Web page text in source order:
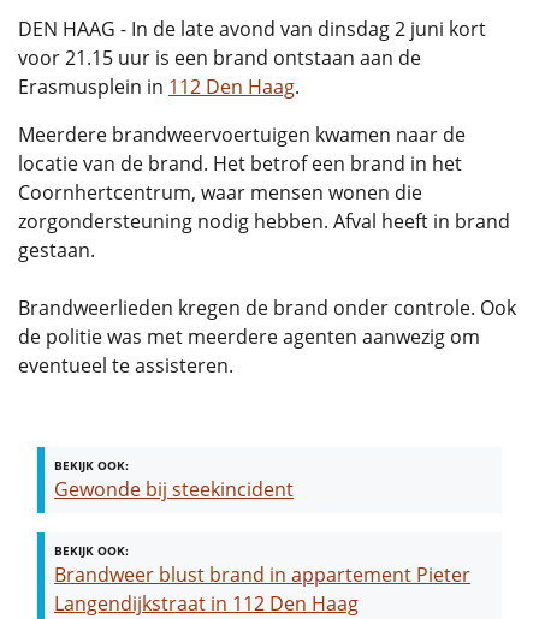
DEN HAAG - In de late avond van dinsdag 2 juni kort
voor 21.15 uur is een brand ontstaan aan de
Erasmusplein in 112 Den Haag.
Meerdere brandweervoertuigen kwamen naar de
locatie van de brand. Het betrof een brand in het
Coornhertcentrum, waar mensen wonen die
zorgondersteuning nodig hebben. Afval heeft in brand
gestaan.
Brandweerlieden kregen de brand onder controle. Ook
de politie was met meerdere agenten aanwezig om
eventueel te assisteren.
BEKIJK OOK:
Gewonde bij steekincident
BEKIJK OOK:
Brandweer blust brand in appartement Pieter
Langendijkstraat in 112 Den Haag